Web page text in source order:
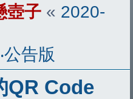
壺子 « 2020-
公告版
QR Code